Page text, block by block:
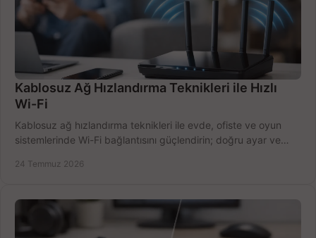
Kablosuz Ağ Hızlandırma Teknikleri ile Hızlı
Wi-Fi
Kablosuz ağ hızlandırma teknikleri ile evde, ofiste ve oyun
sistemlerinde Wi-Fi bağlantısını güçlendirin; doğru ayar ve
24 Temmuz 2026